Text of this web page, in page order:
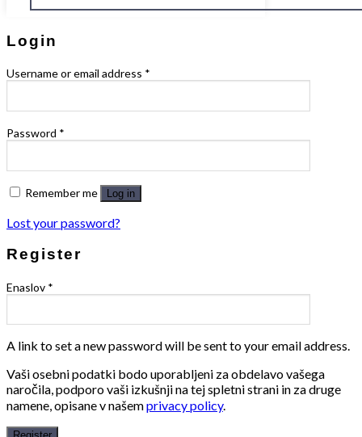
Login
Username or email address *
Password *
Remember me Log in
Lost your password?
Register
Enaslov *
A link to set a new password will be sent to your email address.
Vaši osebni podatki bodo uporabljeni za obdelavo vašega
naročila, podporo vaši izkušnji na tej spletni strani in za druge
namene, opisane v našemprivacy policy.